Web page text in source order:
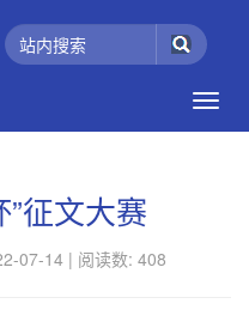
征文大赛
07-14 | 阅读数: 408